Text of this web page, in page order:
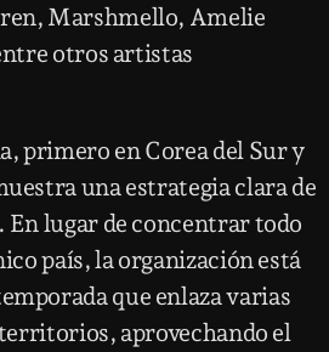
Marshmello, Amelie
otros artistas
primero en Corea del Sur y
una estrategia clara de
lugar de concentrar todo
país, la organización está
que enlaza varias
aprovechando el